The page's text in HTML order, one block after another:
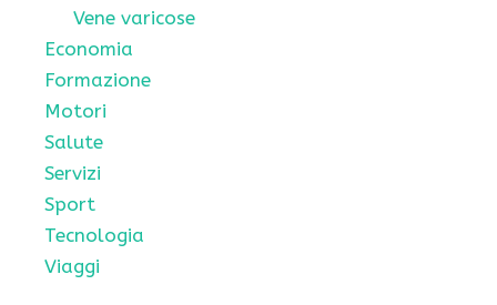
Vene varicose
Economia
Formazione
Motori
Salute
Servizi
Sport
Tecnologia
Viaggi